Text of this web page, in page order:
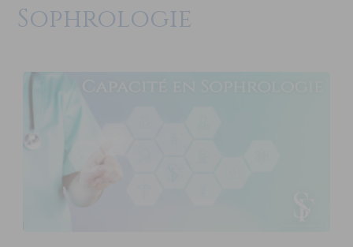
Sophrologie